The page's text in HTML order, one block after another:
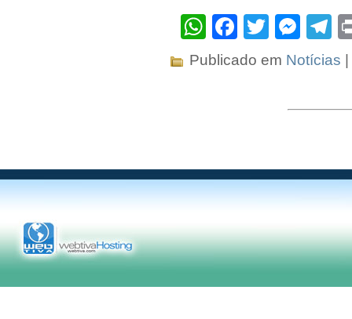
WhatsApp
Facebook
Twitter
Publicado em Notícias |